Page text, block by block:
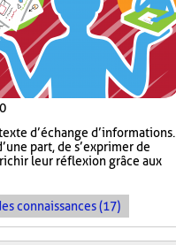
0
d’échange d’informations.
part, de s’exprimer de
leur réflexion grâce aux
connaissances (17)